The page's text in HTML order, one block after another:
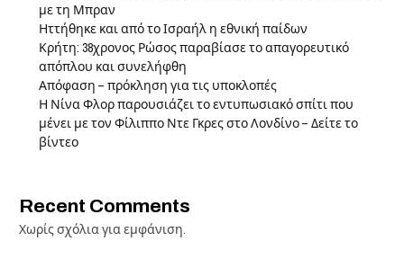
με τη Μπραν
Ηττήθηκε και από το Ισραήλ η εθνική παίδων
Κρήτη: 38χρονος Ρώσος παραβίασε το απαγορευτικό
απόπλου και συνελήφθη
Απόφαση – πρόκληση για τις υποκλοπές
Η Νίνα Φλορ παρουσιάζει το εντυπωσιακό σπίτι που
μένει με τον Φίλιππο Ντε Γκρες στο Λονδίνο – Δείτε το
βίντεο
Recent Comments
Χωρίς σχόλια για εμφάνιση.